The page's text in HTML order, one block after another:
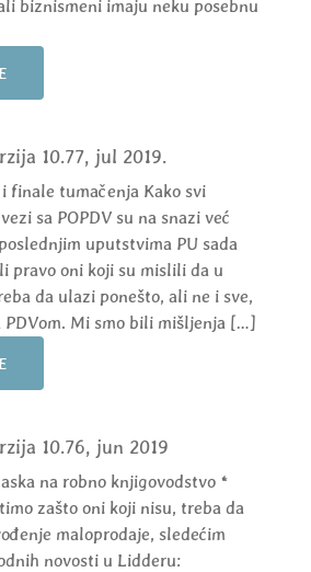
biznismeni imaju neku posebnu
10.77, jul 2019.
finale tumačenja Kako svi
sa POPDV su na snazi već
uputstvima PU sada
pravo oni koji su mislili da u
da ulazi ponešto, ali ne i sve,
PDVom. Mi smo bili mišljenja […]
10.76, jun 2019
na robno knjigovodstvo *
zašto oni koji nisu, treba da
maloprodaje, sledećim
novosti u Lidderu: